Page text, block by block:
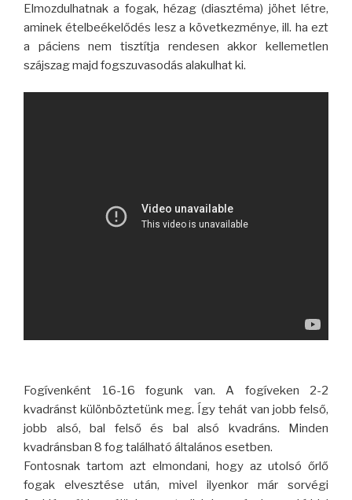
Elmozdulhatnak a fogak, hézag (diasztéma) jöhet létre,
aminek ételbeékelődés lesz a következménye, ill. ha ezt
a páciens nem tisztítja rendesen akkor kellemetlen
szájszag majd fogszuvasodás alakulhat ki.
Fogívenként 16-16 fogunk van. A fogíveken 2-2
kvadránst különböztetünk meg. Így tehát van jobb felső,
jobb alsó, bal felső és bal alsó kvadráns. Minden
kvadránsban 8 fog található általános esetben.
Fontosnak tartom azt elmondani, hogy az utolsó őrlő
fogak elvesztése után, mivel ilyenkor már sorvégi